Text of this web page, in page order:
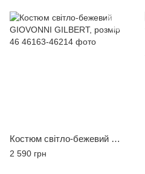
Костюм світло-бежевий GIOVONNI GILBERT, розмір 46
2 590 грн